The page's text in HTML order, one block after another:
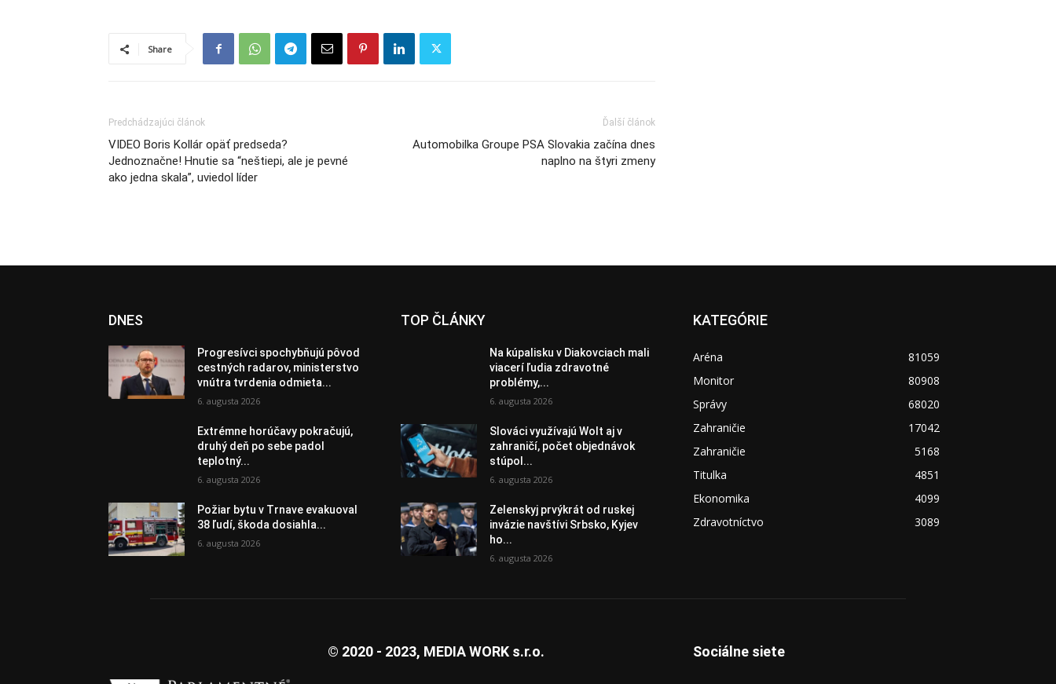
Share
Predchádzajúci článok
VIDEO Boris Kollár opäť predseda?
Jednoznačne! Hnutie sa “neštiepi, ale je pevné
ako jedna skala”, uviedol líder
Ďalší článok
Automobilka Groupe PSA Slovakia začína dnes
naplno na štyri zmeny
DNES
Progresívci spochybňujú pôvod
cestných radarov, ministerstvo
vnútra tvrdenia odmieta...
6. augusta 2026
Extrémne horúčavy pokračujú,
druhý deň po sebe padol
teplotný...
6. augusta 2026
Požiar bytu v Trnave evakuoval
38 ľudí, škoda dosiahla...
6. augusta 2026
TOP ČLÁNKY
Na kúpalisku v Diakovciach mali
viacerí ľudia zdravotné
problémy,...
6. augusta 2026
Slováci využívajú Wolt aj v
zahraničí, počet objednávok
stúpol...
6. augusta 2026
Zelenskyj prvýkrát od ruskej
invázie navštívi Srbsko, Kyjev
ho...
6. augusta 2026
KATEGÓRIE
Aréna
81059
Monitor
80908
Správy
68020
Zahraničie
17042
Zahraničie
5168
Titulka
4851
Ekonomika
4099
Zdravotníctvo
3089
© 2020 - 2023, MEDIA WORK s.r.o. Sociálne siete